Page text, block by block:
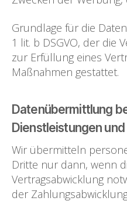
Grundlage für die
1 lit. b DSGVO, der die
zur Erfüllung eines
Maßnahmen gestattet.
Datenübermittlung
Dienstleistungen
Wir übermitteln
Dritte nur dann, wenn
Vertragsabwicklung
der